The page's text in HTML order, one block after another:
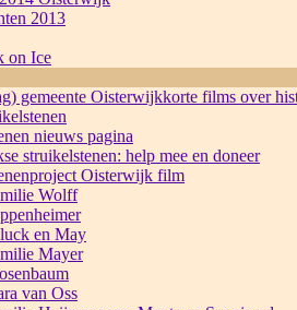
2013
on Ice
gemeente Oisterwijkkorte films over
nieuws pagina
struikelstenen: help mee en doneer
Oisterwijk film
Wolff
en May
Mayer
van Oss